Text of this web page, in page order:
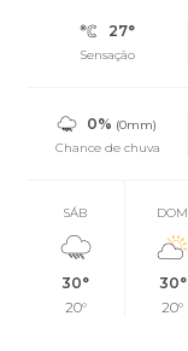
27°
Sensação
0% (0mm)
Chance de chuva
SÁB
30°
20°
DOM
30°
20°